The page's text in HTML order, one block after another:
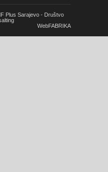
Plus Sarajevo - Društvo
WebFABRIKA